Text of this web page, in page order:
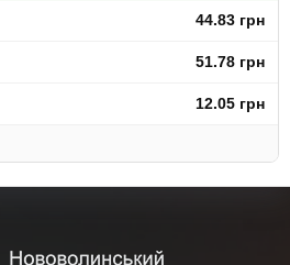
44.83 грн
51.78 грн
12.05 грн